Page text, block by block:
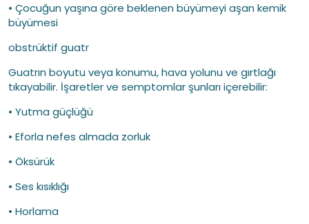
• Çocuğun yaşına göre beklenen büyümeyi aşan kemik
büyümesi
obstrüktif guatr
Guatrın boyutu veya konumu, hava yolunu ve gırtlağı
tıkayabilir. İşaretler ve semptomlar şunları içerebilir:
• Yutma güçlüğü
• Eforla nefes almada zorluk
• Öksürük
• Ses kısıklığı
• Horlama